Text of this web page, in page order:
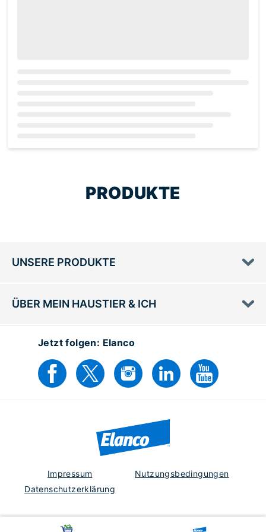
Loading...
PRODUKTE
UNSERE PRODUKTE
ÜBER MEIN HAUSTIER & ICH
Jetzt folgen: Elanco
Impressum
Nutzungsbedingungen
Datenschutzerklärung